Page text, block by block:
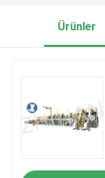
Ürünler